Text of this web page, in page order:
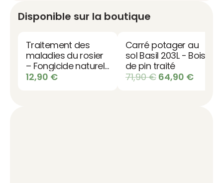
Disponible sur la boutique
Traitement des
maladies du rosier
– Fongicide naturel
bio
12,90 €
Carré potager au
sol Basil 203L - Bois
de pin traité
71,90€ Le
64,90 €Le